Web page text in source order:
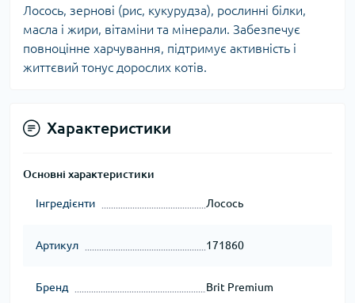
Лосось, зернові (рис, кукурудза), рослинні білки,
масла і жири, вітаміни та мінерали. Забезпечує
повноцінне харчування, підтримує активність і
життєвий тонус дорослих котів.
Характеристики
Основні характеристики
Інгредієнти Лосось
Артикул 171860
Бренд Brit Premium